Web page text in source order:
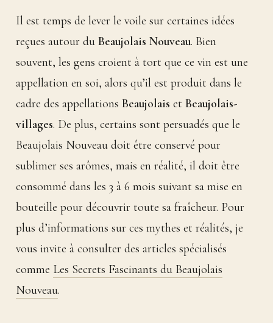
Il est temps de lever le voile sur certaines idées
reçues autour du Beaujolais Nouveau. Bien
souvent, les gens croient à tort que ce vin est une
appellation en soi, alors qu’il est produit dans le
cadre des appellations Beaujolais et Beaujolais-
villages. De plus, certains sont persuadés que le
Beaujolais Nouveau doit être conservé pour
sublimer ses arômes, mais en réalité, il doit être
consommé dans les 3 à 6 mois suivant sa mise en
bouteille pour découvrir toute sa fraîcheur. Pour
plus d’informations sur ces mythes et réalités, je
vous invite à consulter des articles spécialisés
comme Les Secrets Fascinants du Beaujolais
Nouveau.